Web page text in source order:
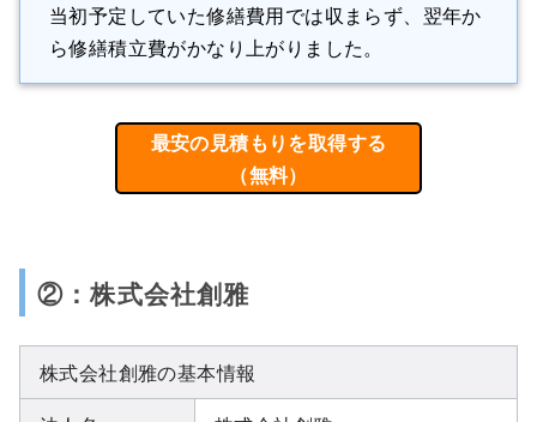
当初予定していた修繕費用では収まらず、翌年か
ら修繕積立費がかなり上がりました。
最安の見積もりを取得する
（無料）
②：株式会社創雅
株式会社創雅の基本情報